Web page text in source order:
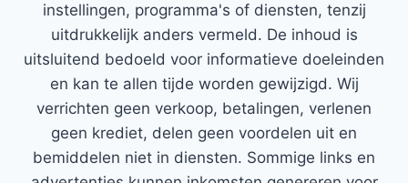
instellingen, programma's of diensten, tenzij
uitdrukkelijk anders vermeld. De inhoud is
uitsluitend bedoeld voor informatieve doeleinden
en kan te allen tijde worden gewijzigd. Wij
verrichten geen verkoop, betalingen, verlenen
geen krediet, delen geen voordelen uit en
bemiddelen niet in diensten. Sommige links en